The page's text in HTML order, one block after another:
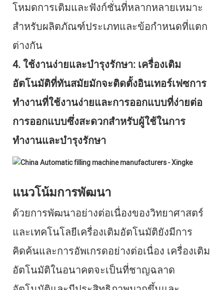
โหมดการเติมและฟังก์ชั่นที่หลากหลายเหมาะ
สำหรับผลิตภัณฑ์ประเภทและข้อกำหนดที่แตก
ต่างกัน
4. ใช้งานง่ายและบำรุงรักษา: เครื่องเติม
อัตโนมัติที่ทันสมัยมักจะติดตั้งอินเทอร์เฟซการ
ทำงานที่ใช้งานง่ายและการออกแบบที่ง่ายต่อ
การออกแบบซึ่งสะดวกสำหรับผู้ใช้ในการ
ทำงานและบำรุงรักษา
แนวโน้มการพัฒนา
ด้วยการพัฒนาอย่างต่อเนื่องของวิทยาศาสตร์
และเทคโนโลยีเครื่องเติมอัตโนมัติยังมีการ
คิดค้นและการอัพเกรดอย่างต่อเนื่อง เครื่องเติม
อัตโนมัติในอนาคตจะเป็นที่ชาญฉลาด